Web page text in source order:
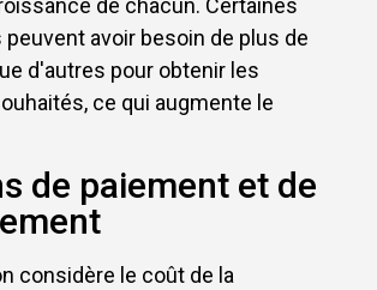
de chacun. Certaines
avoir besoin de plus de
d'autres pour obtenir les
ce qui augmente le
de paiement et de
considère le coût de la